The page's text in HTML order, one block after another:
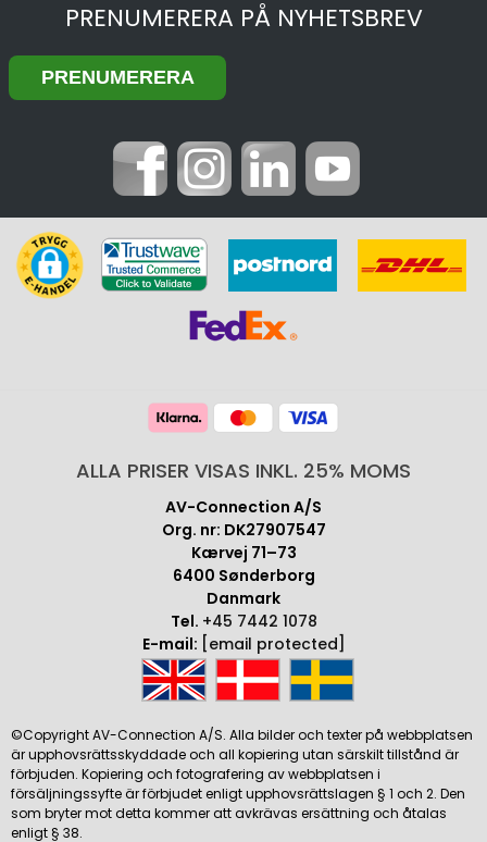
PRENUMERERA PÅ NYHETSBREV
ALLA PRISER VISAS INKL. 25% MOMS
AV-Connection A/S
Org. nr: DK27907547
Kærvej 71–73
6400 Sønderborg
Danmark
Tel. +45 7442 1078
E-mail: [email protected]
©Copyright AV-Connection A/S. Alla bilder och texter på webbplatsen
är upphovsrättsskyddade och all kopiering utan särskilt tillstånd är
förbjuden. Kopiering och fotografering av webbplatsen i
försäljningssyfte är förbjudet enligt upphovsrättslagen § 1 och 2. Den
som bryter mot detta kommer att avkrävas ersättning och åtalas
enligt § 38.